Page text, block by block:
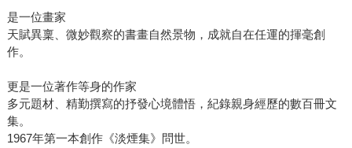
是一位畫家
天賦異稟、微妙觀察的書畫自然景物，成就自在任運的揮毫創
作。
更是一位著作等身的作家
多元題材、精勤撰寫的抒發心境體悟，紀錄親身經歷的數百冊文
集。
1967年第一本創作《淡煙集》問世。